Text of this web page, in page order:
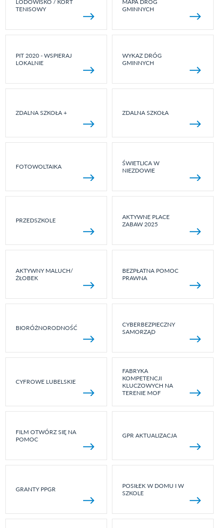
LODOWISKO / KORT
TENISOWY
MAPA DRÓG
GMINNYCH
PIT 2020 - WSPIERAJ
LOKALNIE
WYKAZ DRÓG
GMINNYCH
ZDALNA SZKOŁA + ZDALNA SZKOŁA
FOTOWOLTAIKA
ŚWIETLICA W
NIEZDOWIE
PRZEDSZKOLE
AKTYWNE PLACE
ZABAW 2025
AKTYWNY MALUCH/
ŻŁOBEK
BEZPŁATNA POMOC
PRAWNA
BIORÓŻNORODNOŚĆ
CYBERBEZPIECZNY
SAMORZĄD
CYFROWE LUBELSKIE
FABRYKA
KOMPETENCJI
KLUCZOWYCH NA
TERENIE MOF
FILM OTWÓRZ SIĘ NA
POMOC
GPR AKTUALIZACJA
GRANTY PPGR
POSIŁEK W DOMU I W
SZKOLE